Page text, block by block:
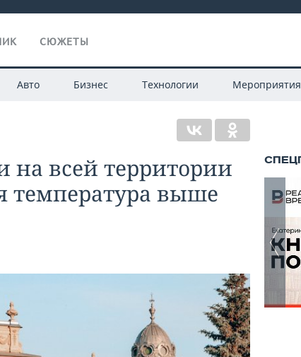
СЮЖЕТЫ
Авто Бизнес Технологии Мероприятия
всей территории
температура выше